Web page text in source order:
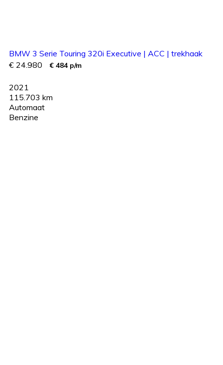
BMW 3 Serie Touring 320i Executive | ACC | trekhaak
€ 24.980
€ 484 p/m
2021
115.703 km
Automaat
Benzine